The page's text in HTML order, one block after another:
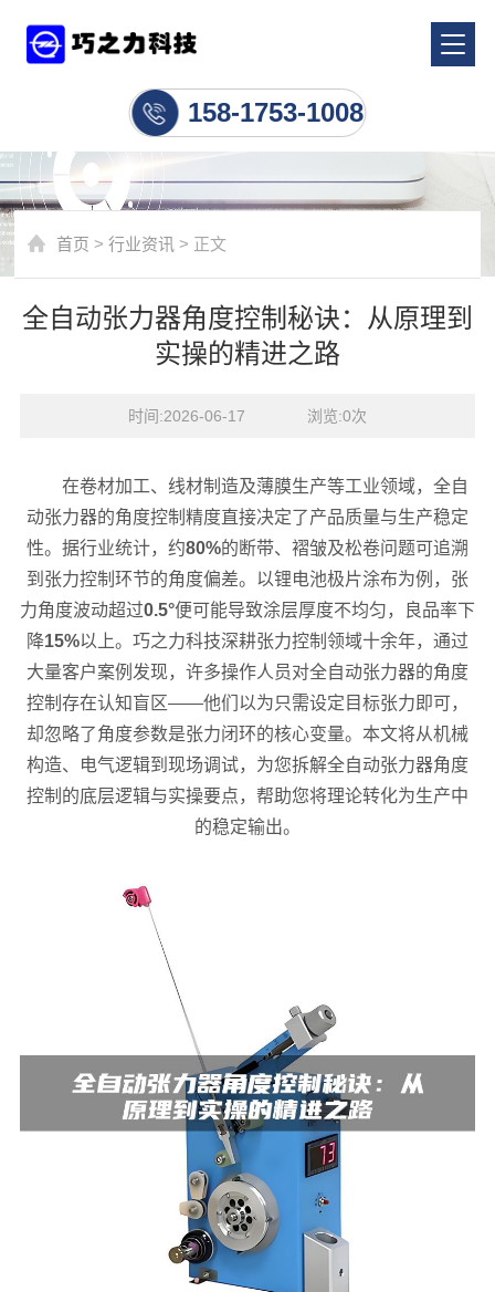
158-1753-1008
首页 >行业资讯 > 正文
全自动张力器角度控制秘诀：从原理到
实操的精进之路
时间:2026-06-17    浏览:0次
在卷材加工、线材制造及薄膜生产等工业领域，全自
动张力器的角度控制精度直接决定了产品质量与生产稳定
性。据行业统计，约80%的断带、褶皱及松卷问题可追溯
到张力控制环节的角度偏差。以锂电池极片涂布为例，张
力角度波动超过0.5°便可能导致涂层厚度不均匀，良品率下
降15%以上。巧之力科技深耕张力控制领域十余年，通过
大量客户案例发现，许多操作人员对全自动张力器的角度
控制存在认知盲区——他们以为只需设定目标张力即可，
却忽略了角度参数是张力闭环的核心变量。本文将从机械
构造、电气逻辑到现场调试，为您拆解全自动张力器角度
控制的底层逻辑与实操要点，帮助您将理论转化为生产中
的稳定输出。